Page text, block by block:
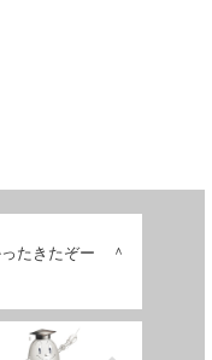
たきたぞー ＾